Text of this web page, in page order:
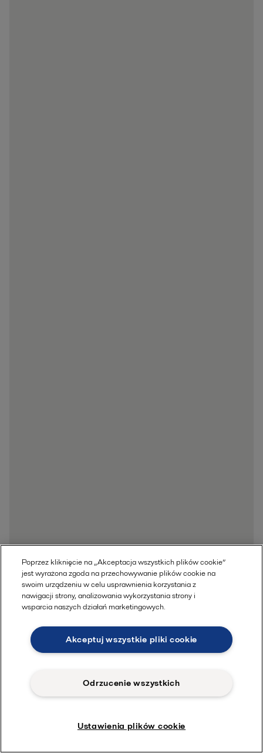
Przejdź do Centrum konsultacyjnego
Poprzez kliknięcie na „Akceptacja wszystkich plików cookie”
jest wyrażona zgoda na przechowywanie plików cookie na
swoim urządzeniu w celu usprawnienia korzystania z
nawigacji strony, analizowania wykorzystania strony i
wsparcia naszych działań marketingowych.
Akceptuj wszystkie pliki cookie
Odrzucenie wszystkich
Ustawienia plików cookie